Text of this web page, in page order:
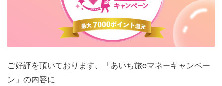
ご好評を頂いております、「あいち旅eマネーキャンペー
ン」の内容に